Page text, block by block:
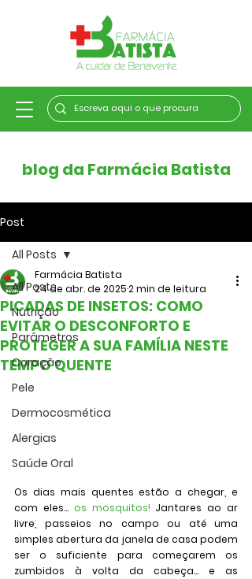
blog da Farmácia Batista
Post
All Posts
Nutrição
Parâmetros
Coração
Pele
Dermocosmética
Alergias
Saúde Oral
All Posts
PICADAS DE INSETOS: COMO
EVITAR O DESCONFORTO E
PROTEGER A SUA FAMÍLIA NESTE
TEMPO QUENTE
Farmácia Batista
24 de abr. de 20252 min de leitura
Os dias mais quentes estão a chegar, e
com eles... os mosquitos! Jantares ao ar
livre, passeios no campo ou até uma
simples abertura da janela de casa podem
ser o suficiente para começarem os
zumbidos à volta da cabeça… e as